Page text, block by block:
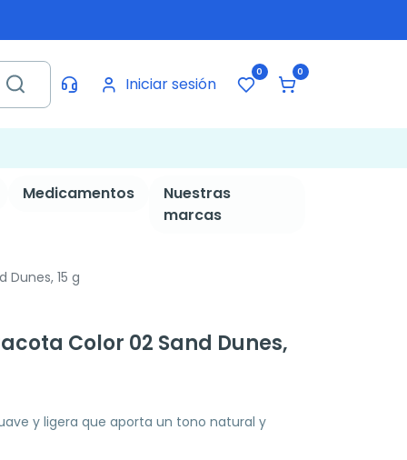
Iniciar sesión
0 0
Medicamentos
Nuestras
marcas
Dunes, 15 g
Color 02 Sand Dunes,
y ligera que aporta un tono natural y